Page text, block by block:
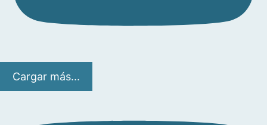
Cargar más...